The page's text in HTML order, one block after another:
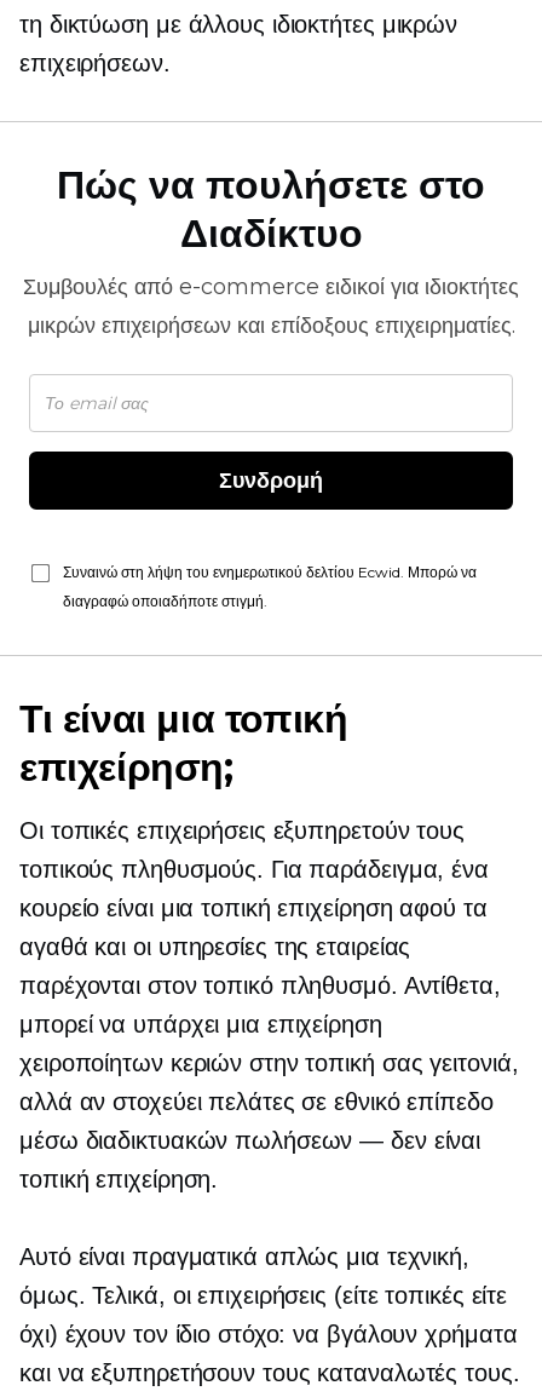
τη δικτύωση με άλλους ιδιοκτήτες μικρών
επιχειρήσεων.
Πώς να πουλήσετε στο
Διαδίκτυο
Συμβουλές από e-commerce ειδικοί για ιδιοκτήτες
μικρών επιχειρήσεων και επίδοξους επιχειρηματίες.
Συνδρομή
Συναινώ στη λήψη του ενημερωτικού δελτίου Ecwid. Μπορώ να
διαγραφώ οποιαδήποτε στιγμή.
Τι είναι μια τοπική
επιχείρηση;
Οι τοπικές επιχειρήσεις εξυπηρετούν τους
τοπικούς πληθυσμούς. Για παράδειγμα, ένα
κουρείο είναι μια τοπική επιχείρηση αφού τα
αγαθά και οι υπηρεσίες της εταιρείας
παρέχονται στον τοπικό πληθυσμό. Αντίθετα,
μπορεί να υπάρχει μια επιχείρηση
χειροποίητων κεριών στην τοπική σας γειτονιά,
αλλά αν στοχεύει πελάτες σε εθνικό επίπεδο
μέσω διαδικτυακών πωλήσεων — δεν είναι
τοπική επιχείρηση.
Αυτό είναι πραγματικά απλώς μια τεχνική,
όμως. Τελικά, οι επιχειρήσεις (είτε τοπικές είτε
όχι) έχουν τον ίδιο στόχο: να βγάλουν χρήματα
και να εξυπηρετήσουν τους καταναλωτές τους.